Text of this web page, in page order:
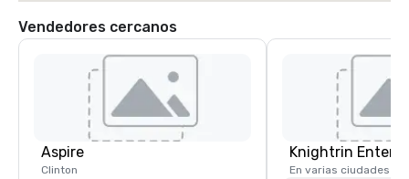
Vendedores cercanos
Aspire
Clinton
Knightrin
En varias ciudades